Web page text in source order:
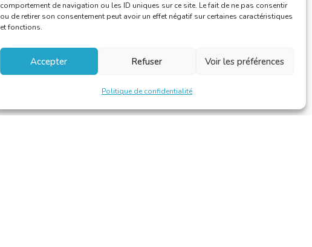
comportement de navigation ou les ID uniques sur ce site. Le fait de ne pas consentir
ou de retirer son consentement peut avoir un effet négatif sur certaines caractéristiques
et fonctions.
Accepter Refuser Voir les préférences
Politique de confidentialité